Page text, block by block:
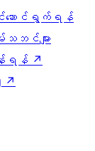
ဆောင်ရွက်ရန်
သဘင်များ
းရန် ↗
↗